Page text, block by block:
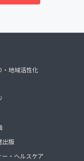
・地域活性化
出版
ー・ヘルスケア